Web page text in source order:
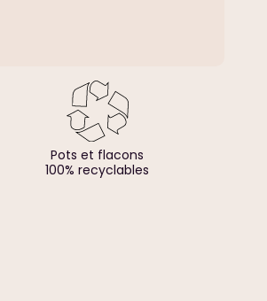
Pots et flacons
100% recyclables